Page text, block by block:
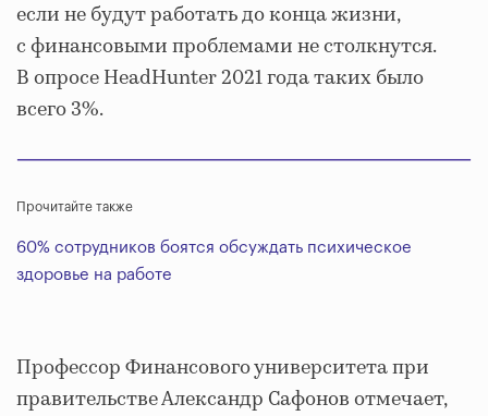
если не будут работать до конца жизни,
с финансовыми проблемами не столкнутся.
В опросе HeadHunter 2021 года таких было
всего 3%.
Прочитайте также
60% сотрудников боятся обсуждать психическое
здоровье на работе
Профессор Финансового университета при
правительстве Александр Сафонов отмечает,